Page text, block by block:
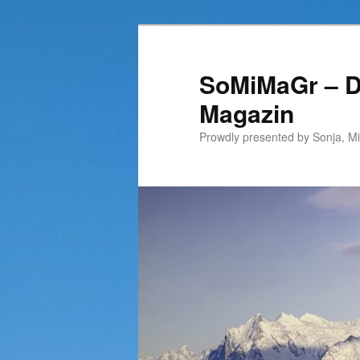
SoMiMaGr –
Magazin
Prowdly presented by Sonja,